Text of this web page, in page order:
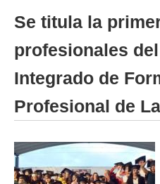
Se titula la
profesionales
Integrado de
Profesional de